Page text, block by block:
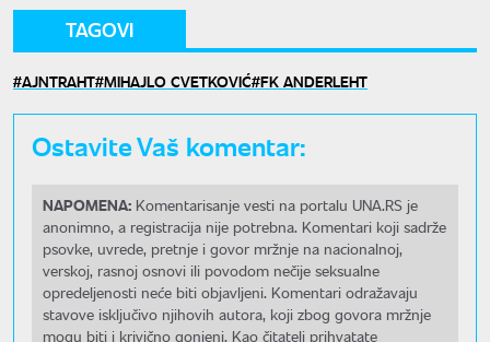
TAGOVI
AJNTRAHT MIHAJLO CVETKOVIĆ FK ANDERLEHT
Ostavite Vaš komentar:
NAPOMENA: Komentarisanje vesti na portalu UNA.RS je
anonimno, a registracija nije potrebna. Komentari koji sadrže
psovke, uvrede, pretnje i govor mržnje na nacionalnoj,
verskoj, rasnoj osnovi ili povodom nečije seksualne
opredeljenosti neće biti objavljeni. Komentari odražavaju
stavove isključivo njihovih autora, koji zbog govora mržnje
mogu biti i krivično gonjeni. Kao čitatelj prihvatate